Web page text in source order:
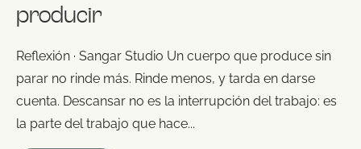
producir
Reflexión · Sangar Studio Un cuerpo que produce sin
parar no rinde más. Rinde menos, y tarda en darse
cuenta. Descansar no es la interrupción del trabajo: es
la parte del trabajo que hace...